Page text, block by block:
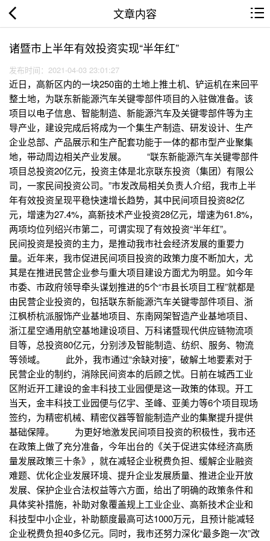
文章内容
诸暨市上半年有效投资实现“半年红”
发布时间：2021-04-03 23:01:27
近日，高新区内的一块250亩的土地上推土机、铲运机在来回平
整土地，为联东新能源汽车关键零部件项目的入驻做准备。该
项目以电子信息、智能制造、新能源汽车及关键零部件等为主
导产业，建设完成后将成为一个集生产制造、研发设计、生产
企业总部、产品展示和生产配套功能于一体的都市型产业聚集
地，带动周边相关产业发展。 “联东新能源汽车关键零部件
项目总投资20亿元，投资主体是北京联东投资（集团）有限公
司，一家民间投资公司。”市发改局相关负责人介绍，我市上半
年有效投资呈现平稳快速增长趋势，其中民间项目投资82亿
元，增速为27.4%，高新技术产业投资28亿元，增速为61.8%，
两项均位列绍兴市第二，可谓实现了有效投资“半年红”。
民间投资是投资的主力，是推动我市社会经济发展的重要力
量。近年来，我市促进民间项目投资的政策力度不断加大，尤
其是在推进民营企业参与重大项目建设方面尤为明显。如今年
市委、市政府领导牵头谋划推进的5个“市县长项目工程”就都是
由民营企业投资的，包括联东新能源汽车关键零部件项目、浙
江枫桥杭派服饰产业基地项目、东南网架智造产业基地项目、
浙江星空通用航空基地建设项目、万科诸暨现代供应链物流项
目等，总投资80亿元，分别涉及智能制造、纺织、服务、物流
等领域。 此外，我市通过“余缺对接”，破解土地要素对于
民营企业的制约，消除民间资本的后顾之忧。日前在城西工业
区附近开工建设的金丰科技工业园便是这一政策的体现。开工
当天，金丰科技工业园便与亿宇、圣峰、亚美力等6个项目现场
签约，为精密机械、精密仪器等智能制造产业的集聚提升提供
基础保障。 为更好地激发民间项目投资的积极性，我市还
在政策上做了充分准备，今年出台的《关于促进实体经济高质
量发展政策三十条》，就在减轻企业税费负担、缓解企业融资
难题、优化企业发展环境、提升企业发展质量、推进企业开放
发展、保护企业合法权益等六方面，给出了明确的政策条件和
具体奖补措施，补助对象覆盖规上工业企业、高新技术企业和
科技型中小企业，补助额度最高可达1000万元，且预计能减轻
企业税费负担40多亿元。同时，我市还努力深化“最多跑一次”改